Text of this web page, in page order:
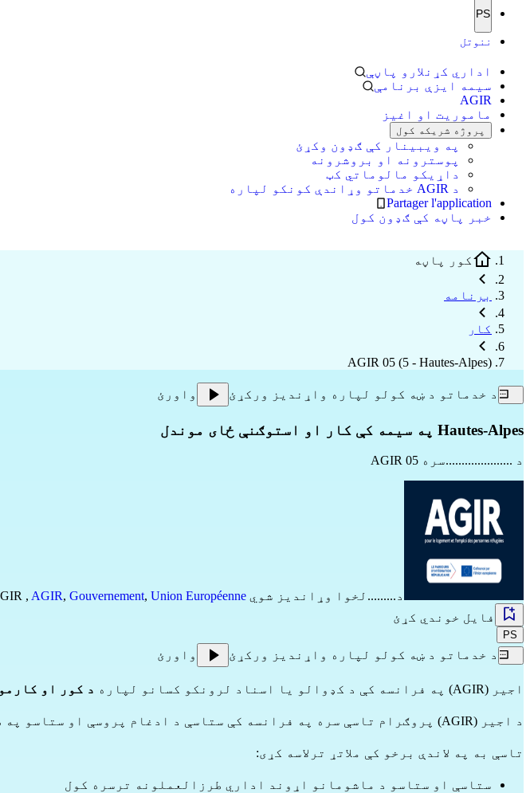
PS
ننوتل
اداري کړنلارو پاڼې
سیمه ایزې برنامې
AGIR
ماموریت او اغیز
پروژه شریکه کول
په ویبینار کې ګډون وکړئ
پوسترونه او بروشرونه
داړیکو مالوماتي کټ
د AGIR خدماتو وړاندې کونکو لپاره
Partager l'application
خبر پاڼه کې ګډون کول
کور پاڼه
برنامه
کار
AGIR 05 (5 - Hautes-Alpes)
د خدماتو د ښه کولو لپاره واړندیز ورکړئ واورئ
Hautes-Alpes په سیمه کې کار او استوګنې ځای موندل
د .....................سره AGIR 05
د.........لخوا وړاندیز شوي , AGIR, Gouvernement, Union Européenne
فایل خوندي کړئ
PS
د خدماتو د ښه کولو لپاره واړندیز ورکړئ واورئ
اجیر (AGIR) په فرانسه کې د کډوالو یا اسناد لرونکو کسانو لپاره د کور او
د اجیر (AGIR) پروګرام تاسې سره په فرانسه کې ستاسې د ادغام پروسې او ستاسو په طرزالعملونو او پروسیجرونو کې مرسته کوي.
تاسې به په لاندې برخو کې ملاتړ ترلاسه کړی:
ستاسې او ستاسو د ماشومانو اړوند اداري طرزالعملونه ترسره کول